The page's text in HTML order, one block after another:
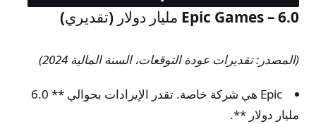
Epic Games – 6.0 مليار دولار (تقديري)
(المصدر: تقديرات عودة التوقعات، السنة المالية 2024)
Epic هي شركة خاصة. تقدر الإيرادات بحوالي ** 6.0
مليار دولار **.